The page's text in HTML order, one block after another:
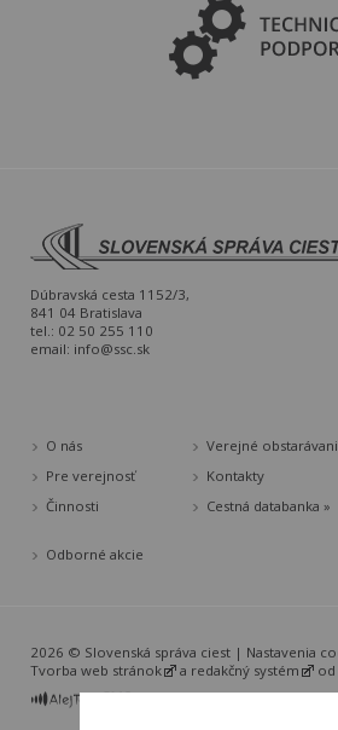
Dúbravská cesta 1152/3,
841 04 Bratislava
tel.: 02 50 255 110
email: info@ssc.sk
O nás Verejné
Pre verejnosť
Kontakty
Činnosti
Cestná databanka »
Odborné akcie
2026 © Slovenská správa ciest | Nastavenia
Tvorba web stránok
a redakčný systém od